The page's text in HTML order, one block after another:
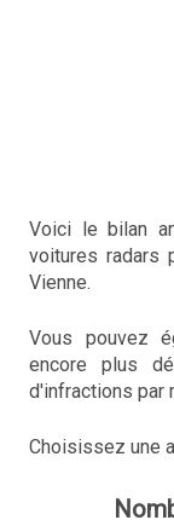
Voici le bilan
voitures radars
Vienne.
Vous pouvez
encore plus
d'infractions par
Choisissez une